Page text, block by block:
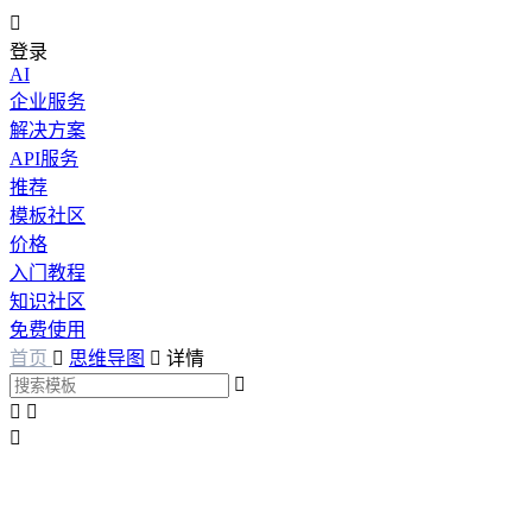

登录
AI
企业服务
解决方案
API服务
推荐
模板社区
价格
入门教程
知识社区
免费使用
首页  思维导图  详情

 
